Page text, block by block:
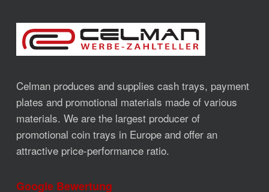
Celman produces and supplies cash trays, payment
plates and promotional materials made of various
materials. We are the largest producer of
promotional coin trays in Europe and offer an
attractive price-performance ratio.
Google Bewertung